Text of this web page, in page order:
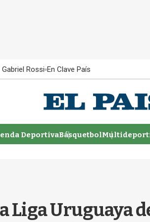
Rossi En Clave País
DeportivaBásquetbol
Liga Uruguaya